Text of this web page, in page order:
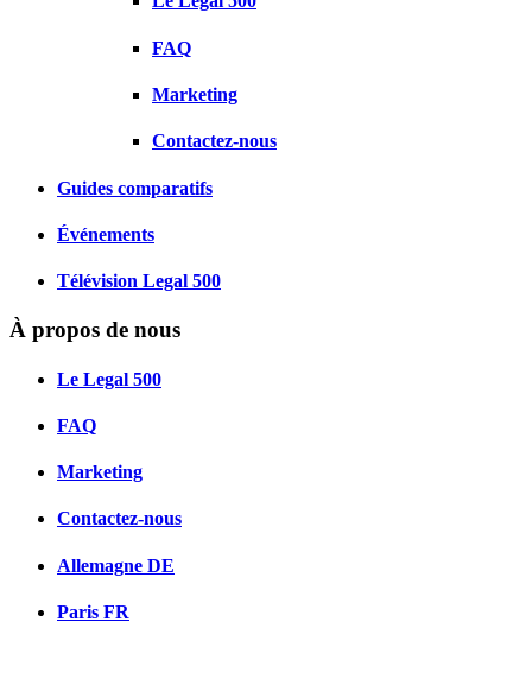
FAQ
Marketing
Contactez-nous
Guides comparatifs
Événements
Télévision Legal 500
À propos de nous
Le Legal 500
FAQ
Marketing
Contactez-nous
Allemagne DE
Paris FR